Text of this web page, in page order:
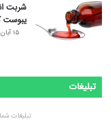
شربت
یبوست
۱۵ آبان, ۱۴۰۴
تبلیغات
تبلیغات